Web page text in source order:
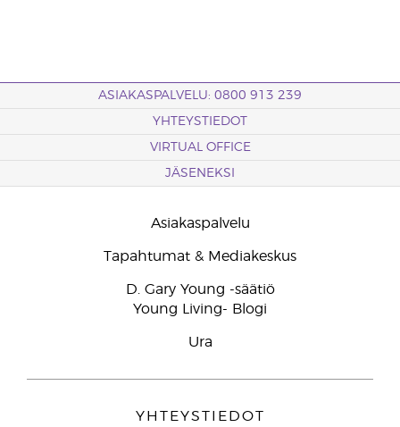
ASIAKASPALVELU: 0800 913 239
YHTEYSTIEDOT
VIRTUAL OFFICE
JÄSENEKSI
Asiakaspalvelu
Tapahtumat & Mediakeskus
D. Gary Young -säätiö
Young Living- Blogi
Ura
YHTEYSTIEDOT